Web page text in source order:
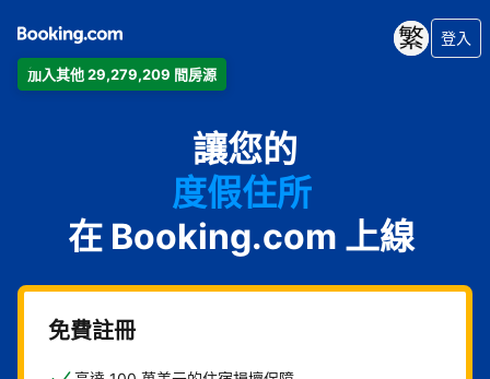
加入其他 29,279,209 間房源
登入
讓您的
公寓
飯店
度假住所
家庭旅館
B&B
在 Booking.com 上線
免費註冊